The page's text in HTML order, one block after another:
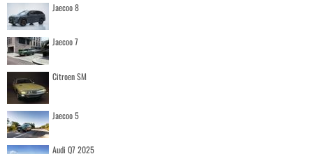
Jaecoo 8
Jaecoo 7
Citroen SM
Jaecoo 5
Audi Q7 2025